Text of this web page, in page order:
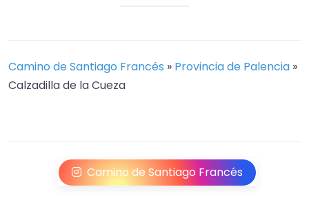
Camino de Santiago Francés » Provincia de Palencia »
Calzadilla de la Cueza
Camino de Santiago Francés